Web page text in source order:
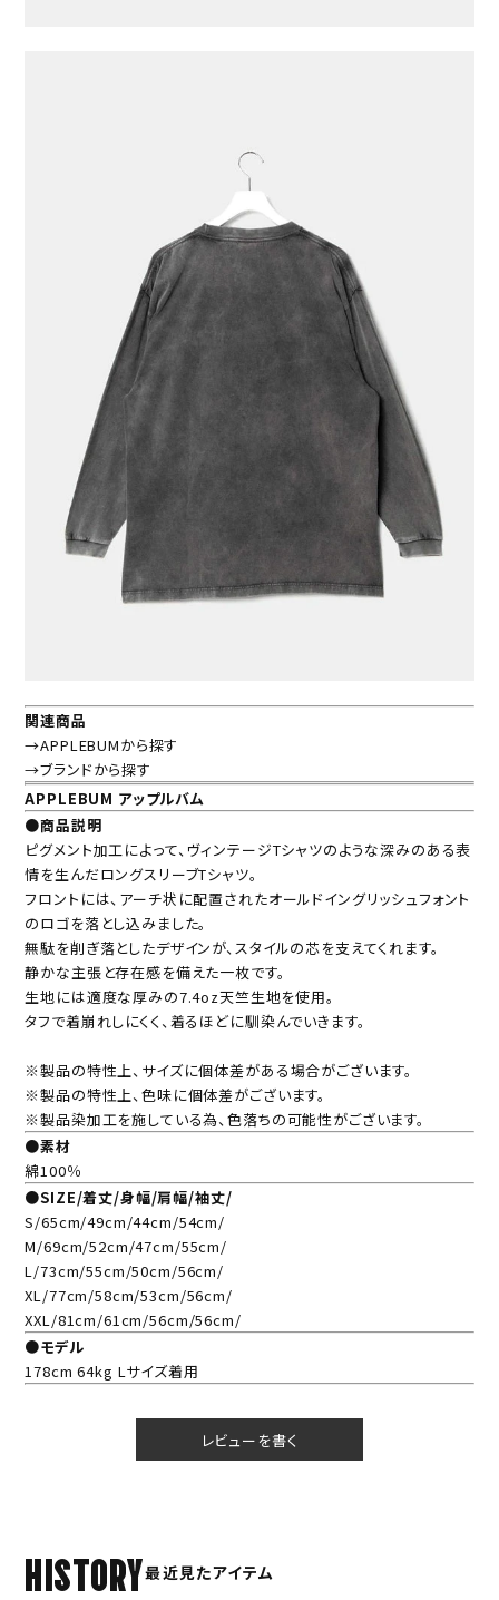
関連商品
→APPLEBUMから探す
→ブランドから探す
APPLEBUM アップルバム
●商品説明
ピグメント加工によって、ヴィンテージTシャツのような深みのある表
情を生んだロングスリーブTシャツ。
フロントには、アーチ状に配置されたオールドイングリッシュフォント
のロゴを落とし込みました。
無駄を削ぎ落としたデザインが、スタイルの芯を支えてくれます。
静かな主張と存在感を備えた一枚です。
生地には適度な厚みの7.4oz天竺生地を使用。
タフで着崩れしにくく、着るほどに馴染んでいきます。
※製品の特性上、サイズに個体差がある場合がございます。
※製品の特性上、色味に個体差がございます。
※製品染加工を施している為、色落ちの可能性がございます。
●素材
綿100％
●SIZE/着丈/身幅/肩幅/袖丈/
S/65cm/49cm/44cm/54cm/
M/69cm/52cm/47cm/55cm/
L/73cm/55cm/50cm/56cm/
XL/77cm/58cm/53cm/56cm/
XXL/81cm/61cm/56cm/56cm/
●モデル
178cm 64kg Lサイズ着用
レビューを書く
HISTORY最近見たアイテム